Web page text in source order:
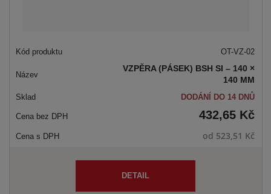
OT-VZ-02
VZPĚRA (PÁSEK) BSH SI – 140 ×
140 MM
DODÁNÍ DO 14 DNŮ
432,65 Kč
od 523,51 Kč
DETAIL